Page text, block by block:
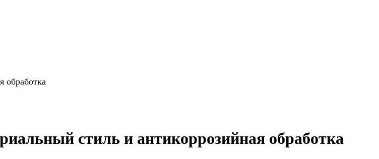
обработка
стиль и антикоррозийная обработка